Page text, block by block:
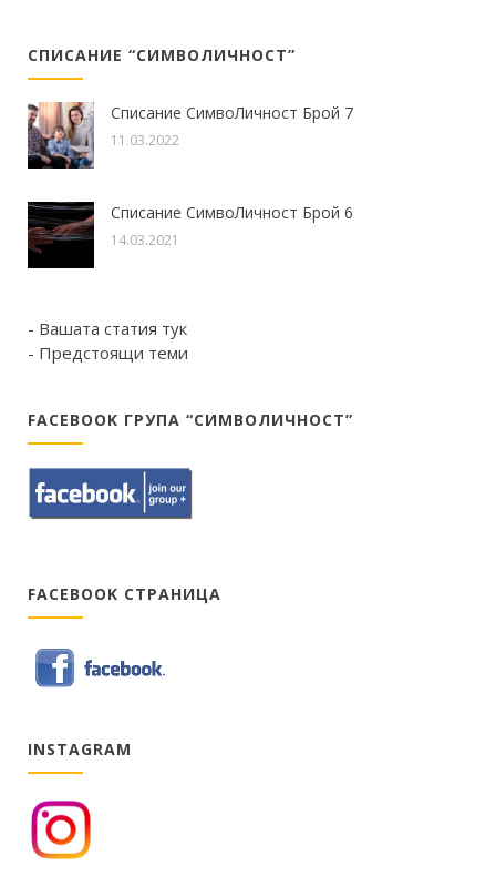
СПИСАНИЕ “СИМВОЛИЧНОСТ”
Списание СимвоЛичност Брой 7
11.03.2022
Списание СимвоЛичност Брой 6
14.03.2021
- Вашата статия тук
- Предстоящи теми
FACEBOOK ГРУПА “СИМВОЛИЧНОСТ”
FACEBOOK СТРАНИЦА
INSTAGRAM